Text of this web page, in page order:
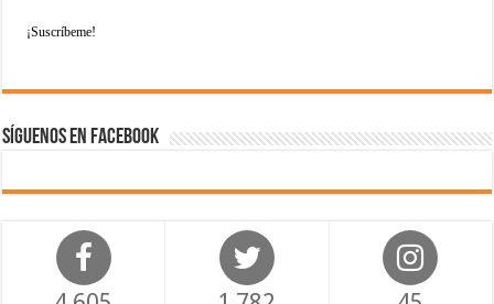
Síguenos en Facebook